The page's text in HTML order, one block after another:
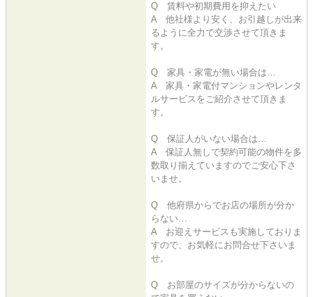
Q 賃料や初期費用を抑えたい
A 他社様より安く、お引越しが出来
るように全力で交渉させて頂きま
す。
Q 家具・家電が無い場合は…
A 家具・家電付マンションやレンタ
ルサービスをご紹介させて頂きま
す。
Q 保証人がいない場合は…
A 保証人無しで契約可能の物件を多
数取り揃えていますのでご安心下さ
いませ。
Q 他府県からでお店の場所が分か
らない…
A お迎えサービスも実施しておりま
すので、お気軽にお問合せ下さいま
せ。
Q お部屋のサイズが分からないの